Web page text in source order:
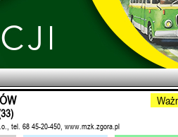
tel. 68 45-20-450, www.mzk.zgora.pl